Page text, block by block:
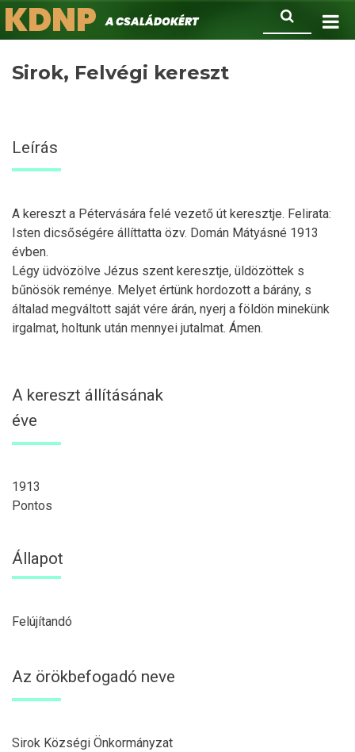
Ugrás
a
Keresés
KDNPA családokért.
Sirok, Felvégi kereszt
Leírás
A kereszt a Pétervására felé vezető út keresztje. Felirata:
Isten dicsőségére állíttatta özv. Domán Mátyásné 1913
évben.
Légy üdvözölve Jézus szent keresztje, üldözöttek s
bűnösök reménye. Melyet értünk hordozott a bárány, s
általad megváltott saját vére árán, nyerj a földön minekünk
irgalmat, holtunk után mennyei jutalmat. Ámen.
A kereszt állításának
éve
1913
Pontos
Állapot
Felújítandó
Az örökbefogadó neve
Sirok Községi Önkormányzat